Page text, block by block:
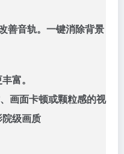
善音轨。一键消除背景
富。
画面卡顿或颗粒感的视
院级画质